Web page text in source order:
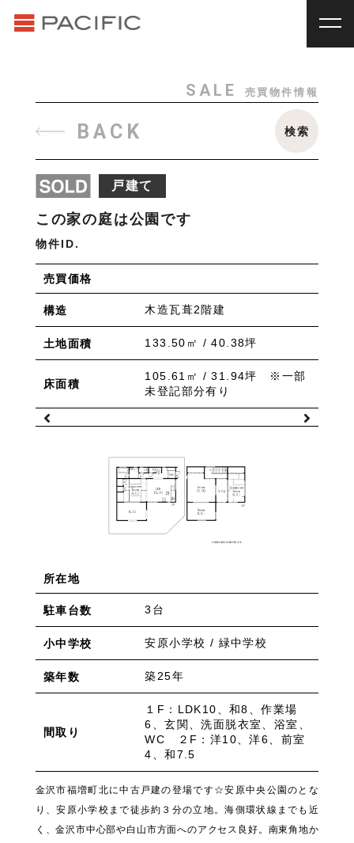
About us _私たちについて
Staff _スタッフ
News
賃貸オーナー様へ
物件を売りたい方へ
物件を買いたい方へ
採用情報
プライバシーポリシー
種別
アパート マンション 戸建
入居人数
単身 ファミリー
間取り
ワンルーム 1K 1DK 1LDK
2K/2DK/2LDK
4K/4DK/4LDK 5K以上
南部(野々市方面)
北部(東金沢方面)
東部(金沢大学方面)
その他
かほく市
SALE 売買物件情報
BACK 検索
戸建て
この家の庭は公園です
物件ID.
売買価格
構造 木造瓦葺2階建
土地面積 133.50㎡ / 40.38坪
床面積
105.61㎡ / 31.94坪 ※一部
未登記部分有り
所在地
駐車台数 3台
小中学校 安原小学校 / 緑中学校
築年数 築25年
間取り
１F：LDK10、和8、作業場
6、玄関、洗面脱衣室、浴室、
WC ２F：洋10、洋6、前室
4、和7.5
金沢市福増町北に中古戸建の登場です☆安原中央公園のとな
り、安原小学校まで徒歩約３分の立地。海側環状線までも近
く、金沢市中心部や白山市方面へのアクセス良好。南東角地か